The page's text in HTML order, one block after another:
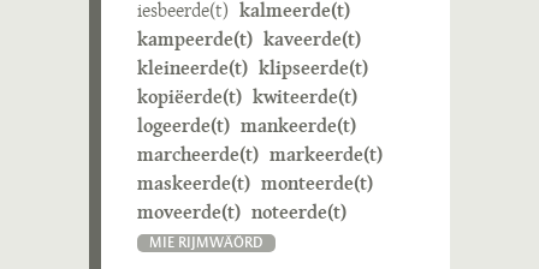
iesbeerde(t) kalmeerde(t)
kampeerde(t) kaveerde(t)
kleineerde(t) klipseerde(t)
kopiëerde(t) kwiteerde(t)
logeerde(t) mankeerde(t)
marcheerde(t) markeerde(t)
maskeerde(t) monteerde(t)
moveerde(t) noteerde(t)
MIE RIJMWÄÖRD